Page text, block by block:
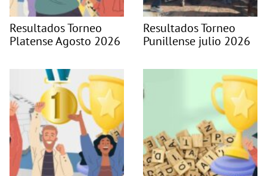
Resultados Torneo
Platense Agosto 2026
Resultados Torneo
Punillense julio 2026